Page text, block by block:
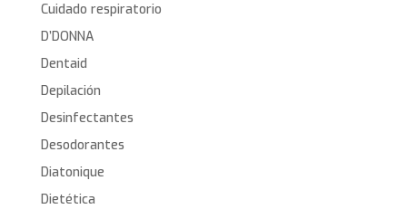
Cuidado respiratorio
D’DONNA
Dentaid
Depilación
Desinfectantes
Desodorantes
Diatonique
Dietética